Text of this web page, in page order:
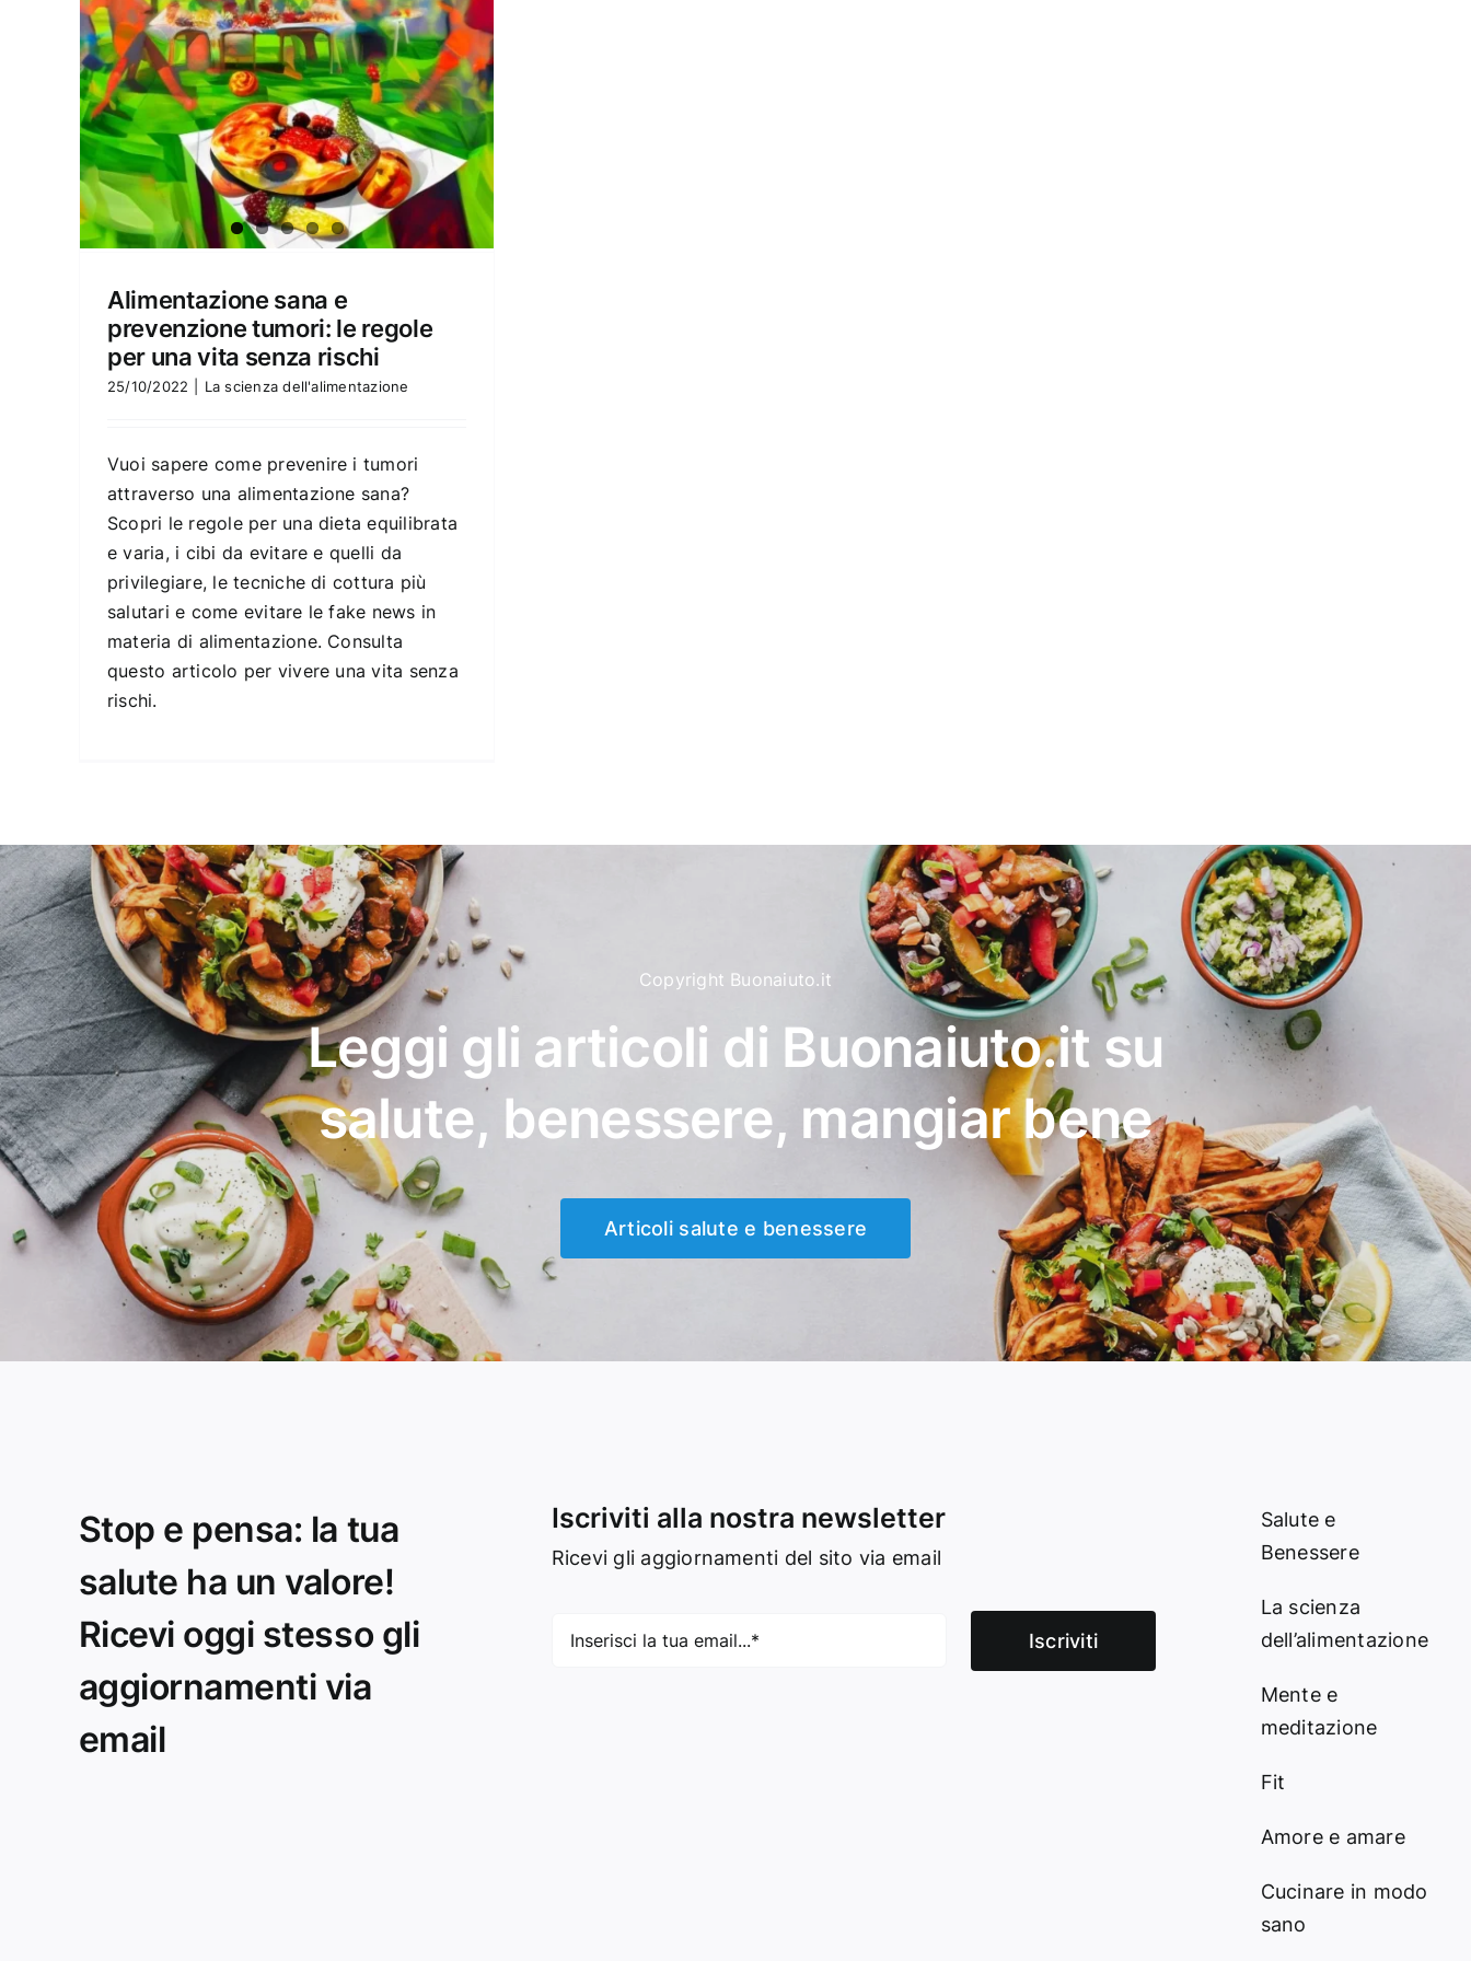
Alimentazione sana e
prevenzione tumori: le regole
per una vita senza rischi
25/10/2022 La scienza dell'alimentazione
Vuoi sapere come prevenire i tumori
attraverso una alimentazione sana?
Scopri le regole per una dieta equilibrata
e varia, i cibi da evitare e quelli da
privilegiare, le tecniche di cottura più
salutari e come evitare le fake news in
materia di alimentazione. Consulta
questo articolo per vivere una vita senza
rischi.
Copyright Buonaiuto.it
Leggi gli articoli di Buonaiuto.it su
salute, benessere, mangiar bene
Articoli salute e benessere
Stop e pensa: la tua
salute ha un valore!
Ricevi oggi stesso gli
aggiornamenti via
email
Iscriviti alla nostra newsletter
Ricevi gli aggiornamenti del sito via email
Iscriviti
Salute e
Benessere
La scienza
dell’alimentazione
Mente e
meditazione
Fit
Amore e amare
Cucinare in modo
sano